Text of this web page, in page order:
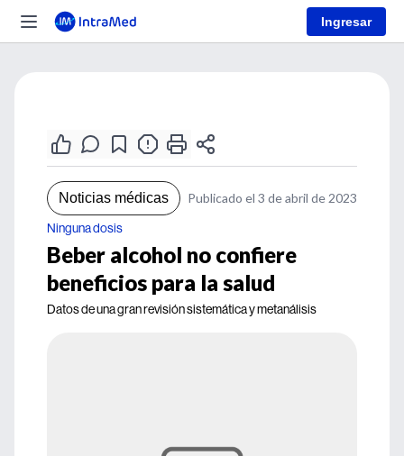
Ingresar
Noticias médicas Publicado el 3 de abril de 2023
Ninguna dosis
Beber alcohol no confiere
beneficios para la salud
Datos de una gran revisión sistemática y metanálisis